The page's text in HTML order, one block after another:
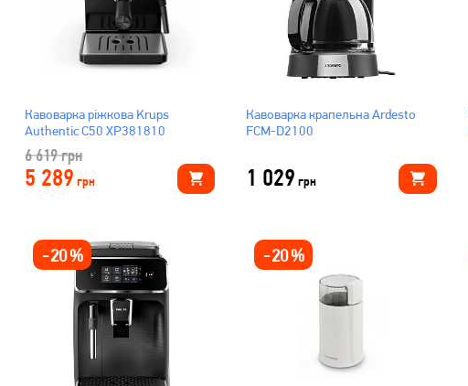
Кавоварка ріжкова Krups
Authentic C50 XP381810
6 619грн
5 289 грн
Кавоварка крапельна Ardesto
FCM-D2100
1 029 грн
-20% -20%